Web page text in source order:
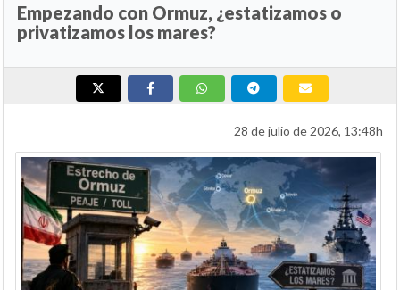
Empezando con Ormuz, ¿estatizamos o
privatizamos los mares?
28 de julio de 2026, 13:48h